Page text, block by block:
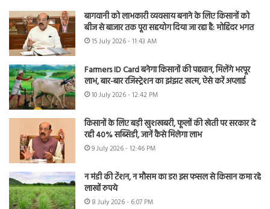
बागवानी को लाभकारी व्यवसाय बनाने के लिए किसानों को
बीज से बाजार तक पूरा सहयोग दिया जा रहा है: मोहिंदर भगत
15 July 2026 - 11:43 AM
Farmers ID Card बनेगा किसानों की पहचान, मिलेंगे भरपूर
लाभ, बार-बार रजिस्ट्रेशन का झंझट खत्म, ऐसे करें अप्लाई
10 July 2026 - 12:42 PM
किसानों के लिए बड़ी खुशखबरी, फूलों की खेती पर सरकार दे
रही 40% सब्सिडी, जानें कैसे मिलेगा लाभ
9 July 2026 - 12:46 PM
न मंडी की टेंशन, न मौसम का डर! इस फसल से किसान कमा रहे
लाखों रुपये
8 July 2026 - 6:07 PM